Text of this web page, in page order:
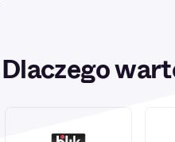
Dlaczego